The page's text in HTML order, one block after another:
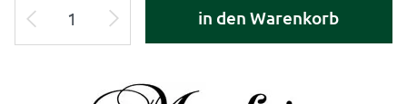
in den Warenkorb